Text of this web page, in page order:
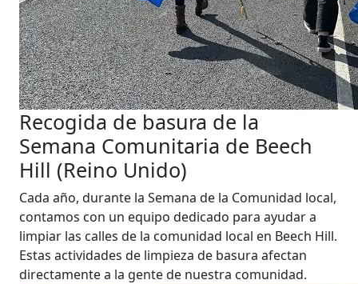
Recogida de basura de la
Semana Comunitaria de Beech
Hill (Reino Unido)
Cada año, durante la Semana de la Comunidad local,
contamos con un equipo dedicado para ayudar a
limpiar las calles de la comunidad local en Beech Hill.
Estas actividades de limpieza de basura afectan
directamente a la gente de nuestra comunidad.